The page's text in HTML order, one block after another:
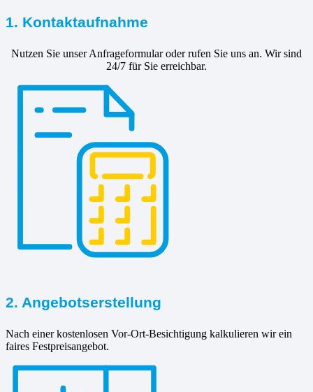
1. Kontaktaufnahme
Nutzen Sie unser Anfrageformular oder rufen Sie uns an. Wir sind
24/7 für Sie erreichbar.
2. Angebotserstellung
Nach einer kostenlosen Vor-Ort-Besichtigung kalkulieren wir ein
faires Festpreisangebot.